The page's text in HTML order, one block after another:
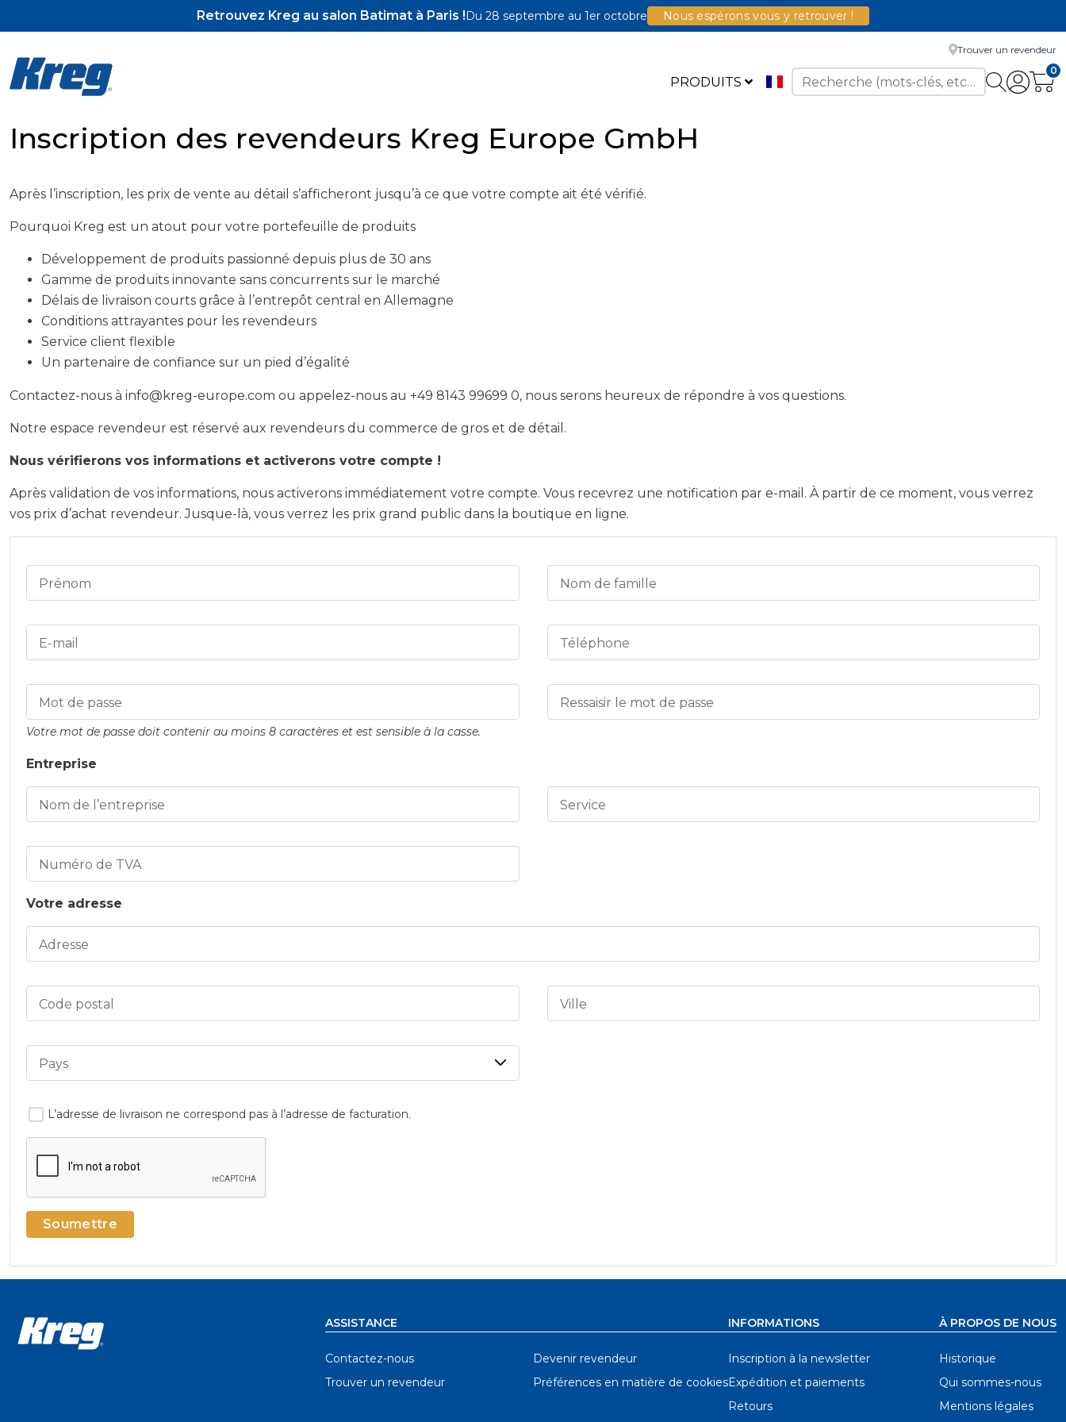
Retrouvez Kreg au salon Batimat à Paris !Du 28 septembre au 1er octobre Nous espérons vous y retrouver !
PRODUITS
Pocket-Hole Accessoires
Trouver un revendeur
0
Inscription des revendeurs Kreg Europe GmbH
Après l’inscription, les prix de vente au détail s’afficheront jusqu’à ce que votre compte ait été vérifié.
Pourquoi Kreg est un atout pour votre portefeuille de produits
Développement de produits passionné depuis plus de 30 ans
Gamme de produits innovante sans concurrents sur le marché
Délais de livraison courts grâce à l’entrepôt central en Allemagne
Conditions attrayantes pour les revendeurs
Service client flexible
Un partenaire de confiance sur un pied d’égalité
Contactez-nous à info@kreg-europe.com ou appelez-nous au +49 8143 99699 0, nous serons heureux de répondre à vos questions.
Notre espace revendeur est réservé aux revendeurs du commerce de gros et de détail.
Nous vérifierons vos informations et activerons votre compte !
Après validation de vos informations, nous activerons immédiatement votre compte. Vous recevrez une notification par e-mail. À partir de ce moment, vous verrez
vos prix d’achat revendeur. Jusque-là, vous verrez les prix grand public dans la boutique en ligne.
Prénom Nom de famille
E-mail Téléphone
Mot de passe
Votre mot de passe doit contenir au moins 8 caractères et est sensible à la casse.
Ressaisir le mot de passe
Entreprise
Nom de l’entreprise Service
Numéro de TVA
Votre adresse
Adresse
Code postal Ville
Pays
L’adresse de livraison ne correspond pas à l’adresse de facturation.
Soumettre
ASSISTANCE
Contactez-nous
Trouver un revendeur
Devenir revendeur
Préférences en matière de cookies
INFORMATIONS
Inscription à la newsletter
Expédition et paiements
Retours
À PROPOS DE NOUS
Historique
Qui sommes-nous
Mentions légales